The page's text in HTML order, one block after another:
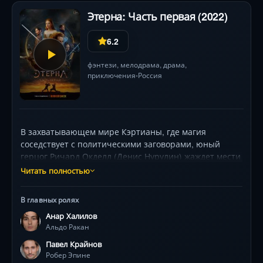
Этерна: Часть первая (2022)
6.2
фэнтези, мелодрама, драма,
приключения•Россия
В захватывающем мире Кэртианы, где магия
соседствует с политическими заговорами, юный
герцог Ричард Окделл (Денис Нурулин) жаждет мести
за гибель отца. Параллельно принц Альдо Ракан
таинственными гоганами. Их пути незримо сходятся
у первого маршала королевства Рокэ Алвы (Юрий
Чурсин), чьи решения определят судьбу королевства.
Зрителя ждут потрясающие костюмы, атмосферные
декорации Агариса и Лаика — школы оруженосцев,
Читать полностью
В главных ролях
Анар Халилов
Альдо Ракан
Павел Крайнов
Робер Эпине